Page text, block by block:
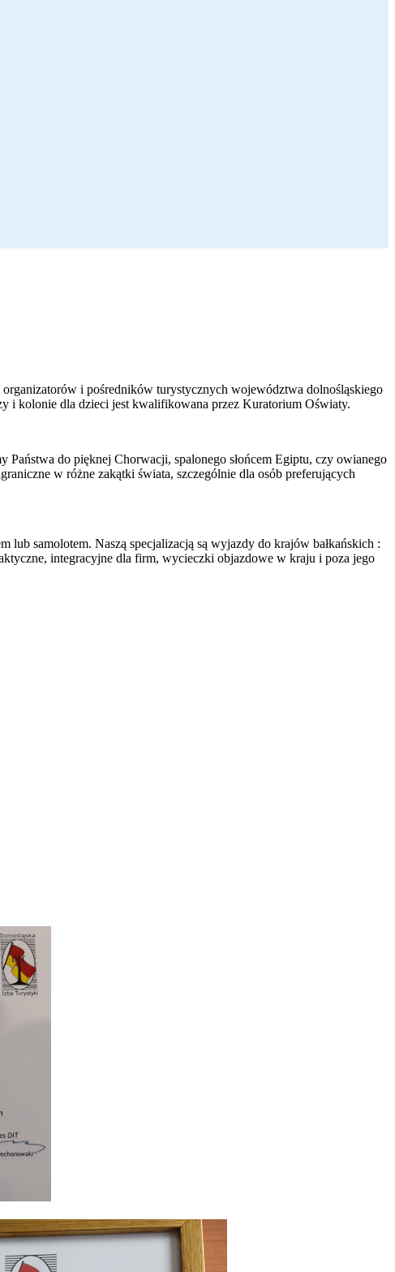
i pośredników turystycznych województwa dolnośląskiego
i kolonie dla dzieci jest kwalifikowana przez Kuratorium Oświaty.
do pięknej Chorwacji, spalonego słońcem Egiptu, czy owianego
w różne zakątki świata, szczególnie dla osób preferujących
lub samolotem. Naszą specjalizacją są wyjazdy do krajów bałkańskich :
integracyjne dla firm, wycieczki objazdowe w kraju i poza jego